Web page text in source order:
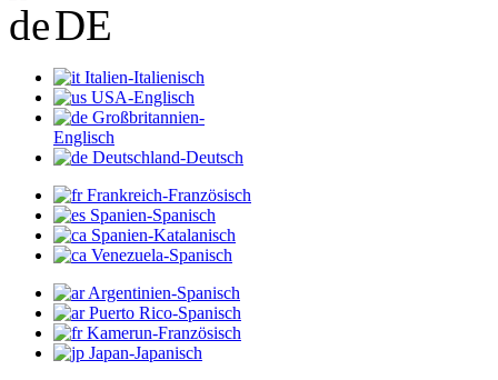
DE
Italien-Italienisch
USA-Englisch
Großbritannien-
Englisch
Deutschland-Deutsch
Frankreich-Französisch
Spanien-Spanisch
Spanien-Katalanisch
Venezuela-Spanisch
Argentinien-Spanisch
Puerto Rico-Spanisch
Kamerun-Französisch
Japan-Japanisch